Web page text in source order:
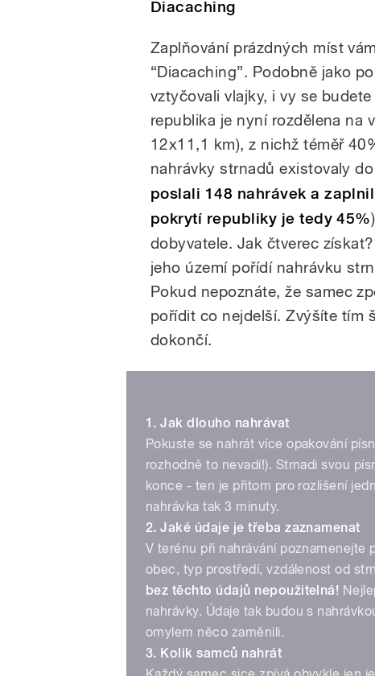
Diacaching
Zaplňování prázdných míst
“Diacaching”. Podobně jako
vztyčovali vlajky, i vy se
republika je nyní rozdělena na
12x11,1 km), z nichž téměř
nahrávky strnadů existovaly
poslali 148 nahrávek a
pokrytí republiky je tedy 45%
dobyvatele. Jak čtverec
jeho území pořídí nahrávku
Pokud nepoznáte, že samec
pořídit co nejdelší. Zvýšíte tím
dokončí.
1. Jak dlouho nahrávat
Pokuste se nahrát více opakování
rozhodně to nevadí!). Strnadi svou
konce - ten je přitom pro rozlišení
nahrávka tak 3 minuty.
2. Jaké údaje je třeba zaznamenat
V terénu při nahrávání poznamenejte
obec, typ prostředí, vzdálenost od
bez těchto údajů nepoužitelná!
nahrávky. Údaje tak budou s
omylem něco zaměnili.
3. Kolik samců nahrát